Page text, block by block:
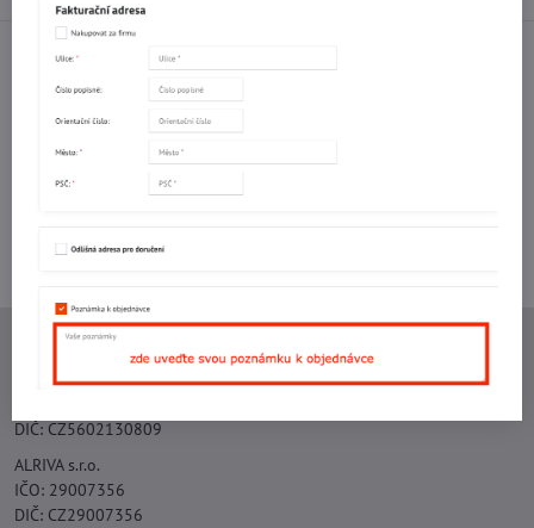
FacebookTwitterBlueskyPinterestReddit
Potřebujete poradit s objednávkou?
Ing. Vojtěch Lečbych - IVL
DIČ: CZ5602130809
ALRIVA s.r.o.
IČO: 29007356
DIČ: CZ29007356